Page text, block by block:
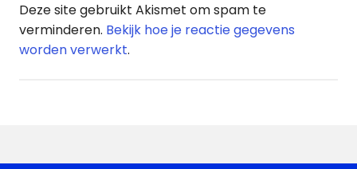
Deze site gebruikt Akismet om spam te
verminderen. Bekijk hoe je reactie gegevens
worden verwerkt.